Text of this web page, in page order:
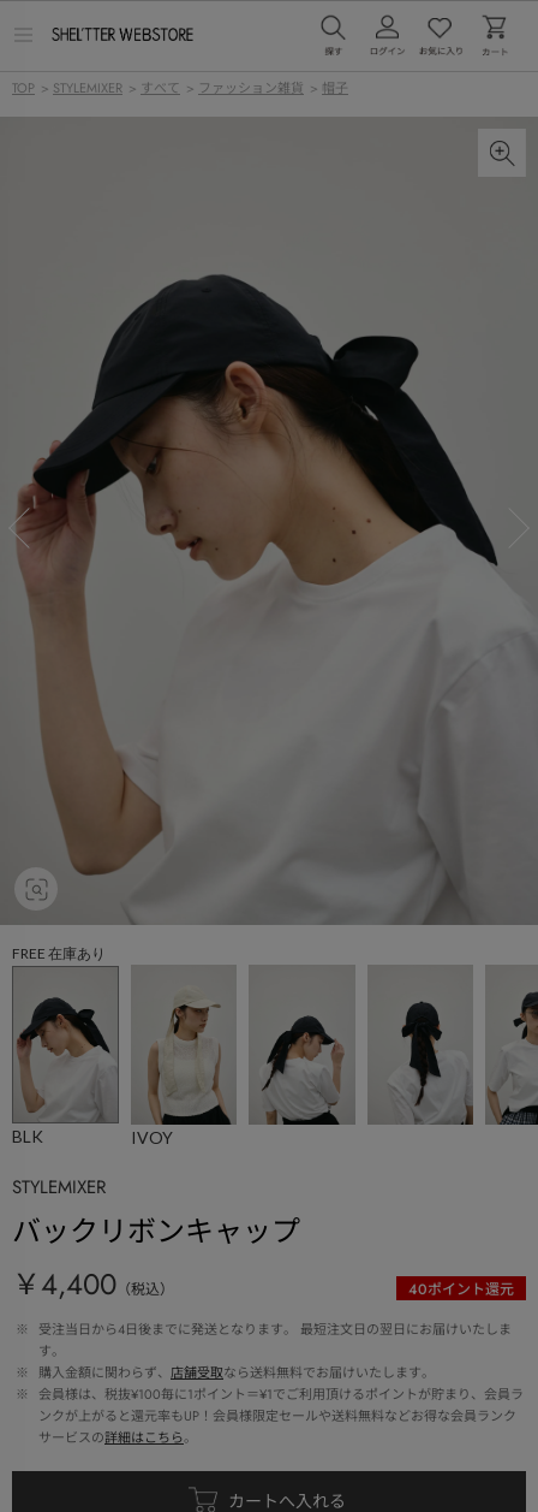
ー
を
TOP > STYLEMIXER > すべて > ファッション雑貨 > 帽子
FREE 在庫あり
BLK IVOY
STYLEMIXER
バックリボンキャップ
￥4,400 （税込） 40ポイント還元
※
受注当日から4日後までに発送となります。 最短注文日の翌日にお届けいたしま
す。
※
購入金額に関わらず、 店舗受取なら送料無料でお届けいたします。
※
会員様は、税抜¥100毎に1ポイント＝¥1でご利用頂けるポイントが貯まり、会員ラ
ンクが上がると還元率もUP！会員様限定セールや送料無料などお得な会員ランク
サービスの詳細はこちら。